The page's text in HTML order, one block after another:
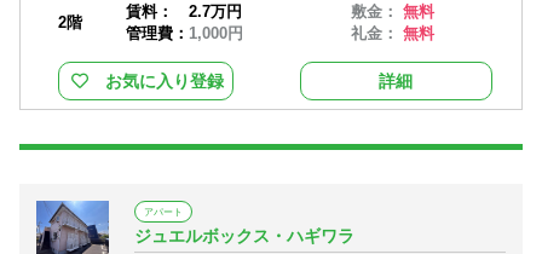
2階
賃料：
2.7万円
管理費： 1,000円
敷金：無料
礼金：無料
お気に入り登録 詳細
アパート
ジュエルボックス・ハギワラ